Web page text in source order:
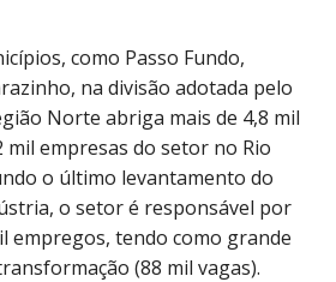
como Passo Fundo,
na divisão adotada pelo
Norte abriga mais de 4,8 mil
mil empresas do setor no Rio
o último levantamento do
o setor é responsável por
empregos, tendo como grande
(88 mil vagas).